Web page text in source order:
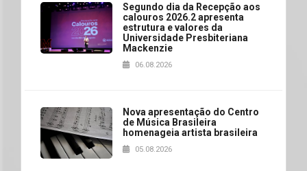
Segundo dia da Recepção aos
calouros 2026.2 apresenta
estrutura e valores da
Universidade Presbiteriana
Mackenzie
06.08.2026
Nova apresentação do Centro
de Música Brasileira
homenageia artista brasileira
05.08.2026